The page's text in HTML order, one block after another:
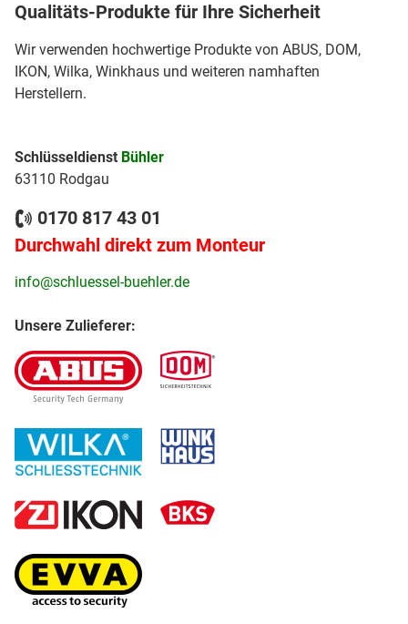
Qualitäts-Produkte für Ihre Sicherheit
Wir verwenden hochwertige Produkte von ABUS, DOM,
IKON, Wilka, Winkhaus und weiteren namhaften
Herstellern.
Schlüsseldienst Bühler
63110 Rodgau
0170 817 43 01
Durchwahl direkt zum Monteur
info@schluessel-buehler.de
Unsere Zulieferer: